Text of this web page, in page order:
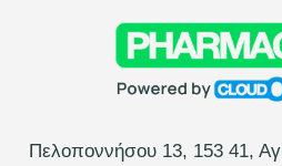
Πελοποννήσου 13, 153 41,